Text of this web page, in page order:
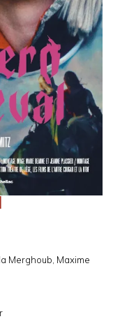
Merghoub, Maxime